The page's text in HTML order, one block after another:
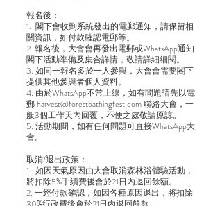
報名後：
1. 閣下會收到系統發出的電郵通知，請保留相
關資訊，如付款確認電郵等。
2. 報名後，大會會再發出電郵或WhatsApp通知
閣下活動準備及集合詳情，敬請詳細細閱。
3. 如同一報名多於一人參與，大會會需要閣下
提供其他參與者個人資料。
4. 由於WhatsApp不常上線，如有問題請先以電
郵 harvest@forestbathingfest.com聯絡大會，一
般3個工作天內回覆，不便之處敬請原諒。
5. 活動期間，如有任何問題可直接WhatsApp大
會。
取消/退出政策：
1. 如因天氣原因由大會取消森林浴體驗活動，
將扣除5%手續費後會於21日內退回餘額。
2. 一經付款確認，如因各種原因退出，將扣除